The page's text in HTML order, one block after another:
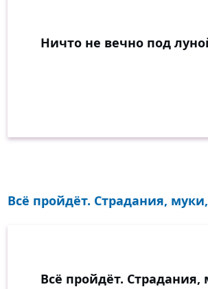
Ничто не вечно под
Всё пройдёт. Страдания,
Всё пройдёт.